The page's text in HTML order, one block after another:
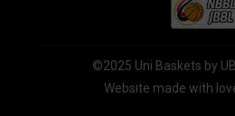
©2025 Uni Baskets by
Website made with